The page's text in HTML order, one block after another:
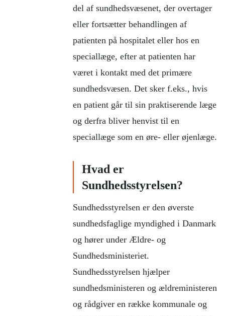
del af sundhedsvæsenet, der overtager
eller fortsætter behandlingen af
patienten på hospitalet eller hos en
speciallæge, efter at patienten har
været i kontakt med det primære
sundhedsvæsen. Det sker f.eks., hvis
en patient går til sin praktiserende læge
og derfra bliver henvist til en
speciallæge som en øre- eller øjenlæge.
Hvad er
Sundhedsstyrelsen?
Sundhedsstyrelsen er den øverste
sundhedsfaglige myndighed i Danmark
og hører under Ældre- og
Sundhedsministeriet.
Sundhedsstyrelsen hjælper
sundhedsministeren og ældreministeren
og rådgiver en række kommunale og